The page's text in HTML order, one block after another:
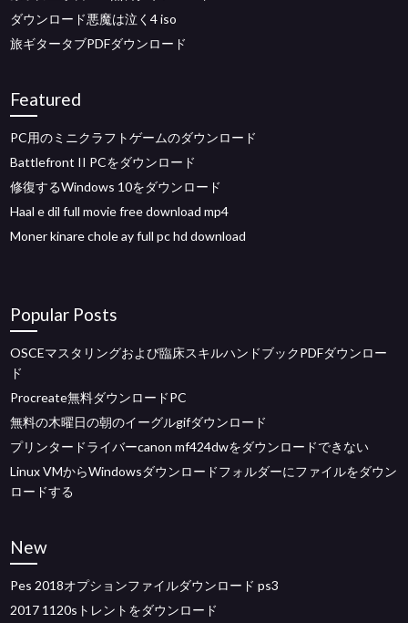
ダウンロード悪魔は泣く4 iso
旅ギタータブPDFダウンロード
Featured
PC用のミニクラフトゲームのダウンロード
Battlefront II PCをダウンロード
修復するWindows 10をダウンロード
Haal e dil full movie free download mp4
Moner kinare chole ay full pc hd download
Popular Posts
OSCEマスタリングおよび臨床スキルハンドブックPDFダウンロー
ド
Procreate無料ダウンロードPC
無料の木曜日の朝のイーグルgifダウンロード
プリンタードライバーcanon mf424dwをダウンロードできない
Linux VMからWindowsダウンロードフォルダーにファイルをダウン
ロードする
New
Pes 2018オプションファイルダウンロード ps3
2017 1120sトレントをダウンロード